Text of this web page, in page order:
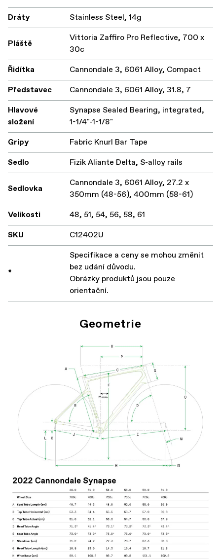
Dráty
Stainless Steel, 14g
Pláště
Vittoria Zaffiro Pro Reflective, 700 x
30c
Řidítka
Cannondale 3, 6061 Alloy, Compact
Představec
Cannondale 3, 6061 Alloy, 31.8, 7
Hlavové
složení
Synapse Sealed Bearing, integrated,
1-1/4"-1-1/8"
Gripy
Fabric Knurl Bar Tape
Sedlo
Fizik Aliante Delta, S-alloy rails
Sedlovka
Cannondale 3, 6061 Alloy, 27.2 x
350mm (48-56), 400mm (58-61)
Velikosti
48, 51, 54, 56, 58, 61
SKU
C12402U
*
Specifikace a ceny se mohou změnit
bez udání důvodu.
Obrázky produktů jsou pouze
orientační.
Geometrie